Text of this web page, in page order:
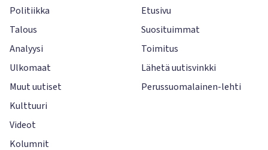
Politiikka
Talous
Analyysi
Ulkomaat
Muut uutiset
Kulttuuri
Videot
Kolumnit
Etusivu
Suosituimmat
Toimitus
Lähetä uutisvinkki
Perussuomalainen-lehti